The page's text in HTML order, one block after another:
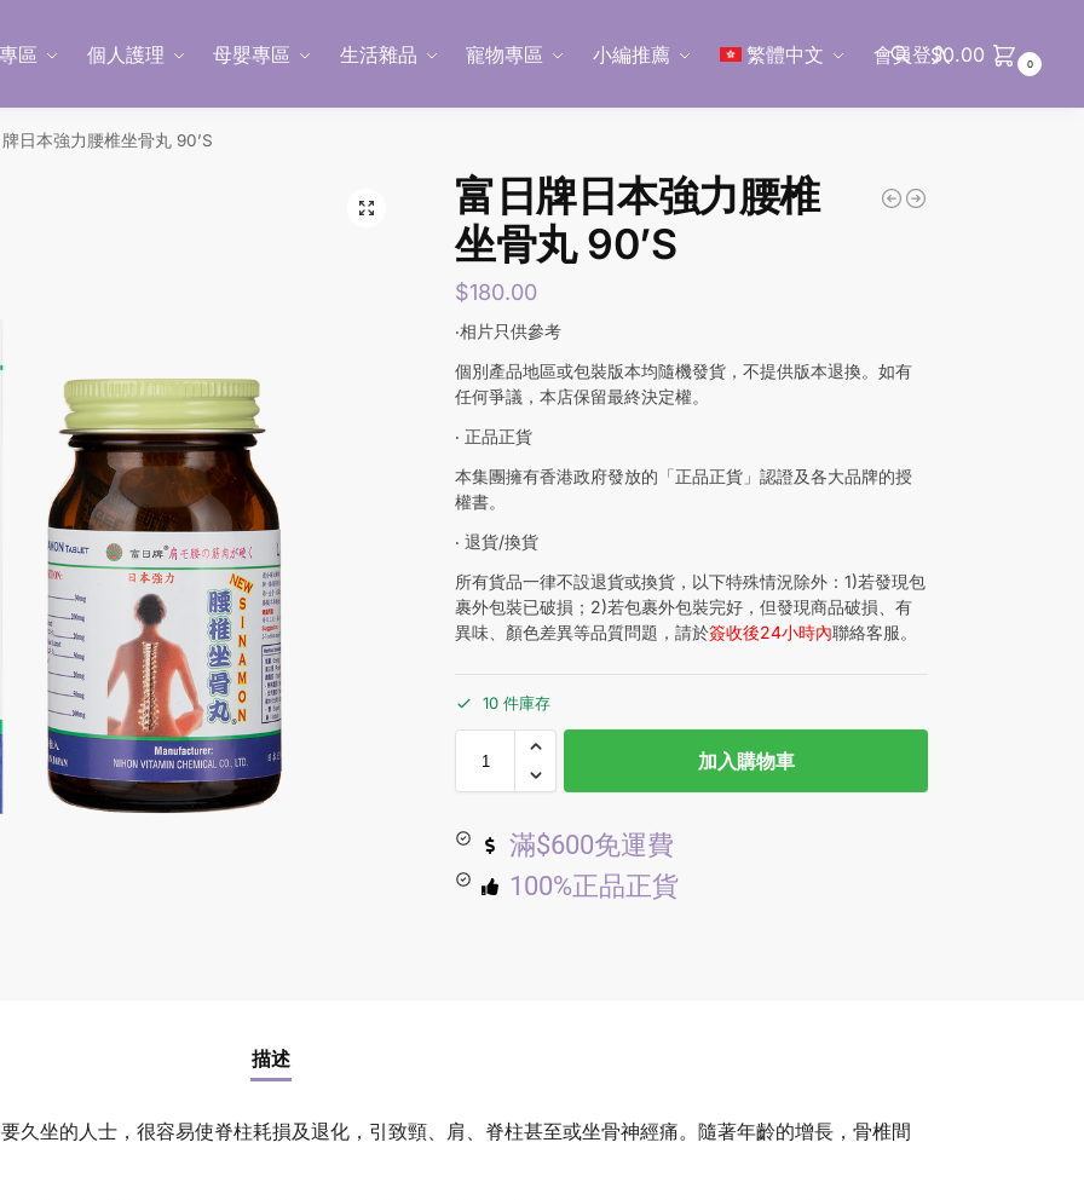
區 個人護理 母嬰專區 生活雜品 寵物專區 小編推薦 繁體中文 會員登入
$0.00 0
日本強力腰椎坐骨丸 90’S
富日牌日本強力腰椎
坐骨丸 90’S
$180.00
‧相片只供參考
個別產品地區或包裝版本均隨機發貨，不提供版本退換。如有
任何爭議，本店保留最終決定權。
‧ 正品正貨
本集團擁有香港政府發放的「正品正貨」認證及各大品牌的授
權書。
‧ 退貨/換貨
所有貨品一律不設退貨或換貨，以下特殊情況除外：1)若發現包
裹外包裝已破損；2)若包裹外包裝完好，但發現商品破損、有
異味、顏色差異等品質問題，請於簽收後24小時內聯絡客服。
10 件庫存
加入購物車
滿$600免運費
100%正品正貨
描述
久坐的人士，很容易使脊柱耗損及退化，引致頸、肩、脊柱甚至或坐骨神經痛。隨著年齡的增長，骨椎間